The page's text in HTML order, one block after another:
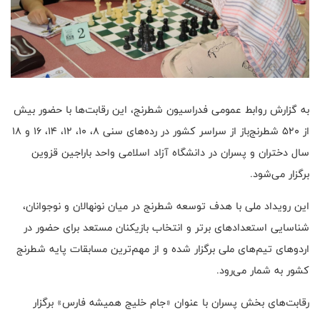
به گزارش روابط عمومی فدراسیون شطرنج، این رقابت‌ها با حضور بیش
از ۵۲۰ شطرنج‌باز از سراسر کشور در رده‌های سنی ۸، ۱۰، ۱۲، ۱۴، ۱۶ و ۱۸
سال دختران و پسران در دانشگاه آزاد اسلامی واحد باراجین قزوین
برگزار می‌شود.
این رویداد ملی با هدف توسعه شطرنج در میان نونهالان و نوجوانان،
شناسایی استعدادهای برتر و انتخاب بازیکنان مستعد برای حضور در
اردوهای تیم‌های ملی برگزار شده و از مهم‌ترین مسابقات پایه شطرنج
کشور به شمار می‌رود.
رقابت‌های بخش پسران با عنوان «جام خلیج همیشه فارس» برگزار